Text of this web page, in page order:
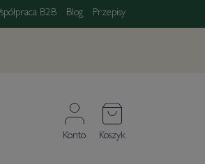
B2B Blog Przepisy
Konto Koszyk